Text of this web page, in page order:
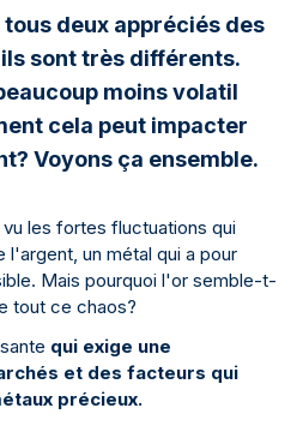
deux appréciés des
sont très différents.
moins volatil
cela peut impacter
Voyons ça ensemble.
les fortes fluctuations qui
un métal qui a pour
Mais pourquoi l'or semble-t-
tout ce chaos?
qui exige une
et des facteurs qui
précieux.